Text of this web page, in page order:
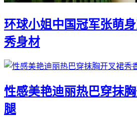
环球小姐中国冠军张萌
秀身材
性感美艳迪丽热巴穿抹
腿